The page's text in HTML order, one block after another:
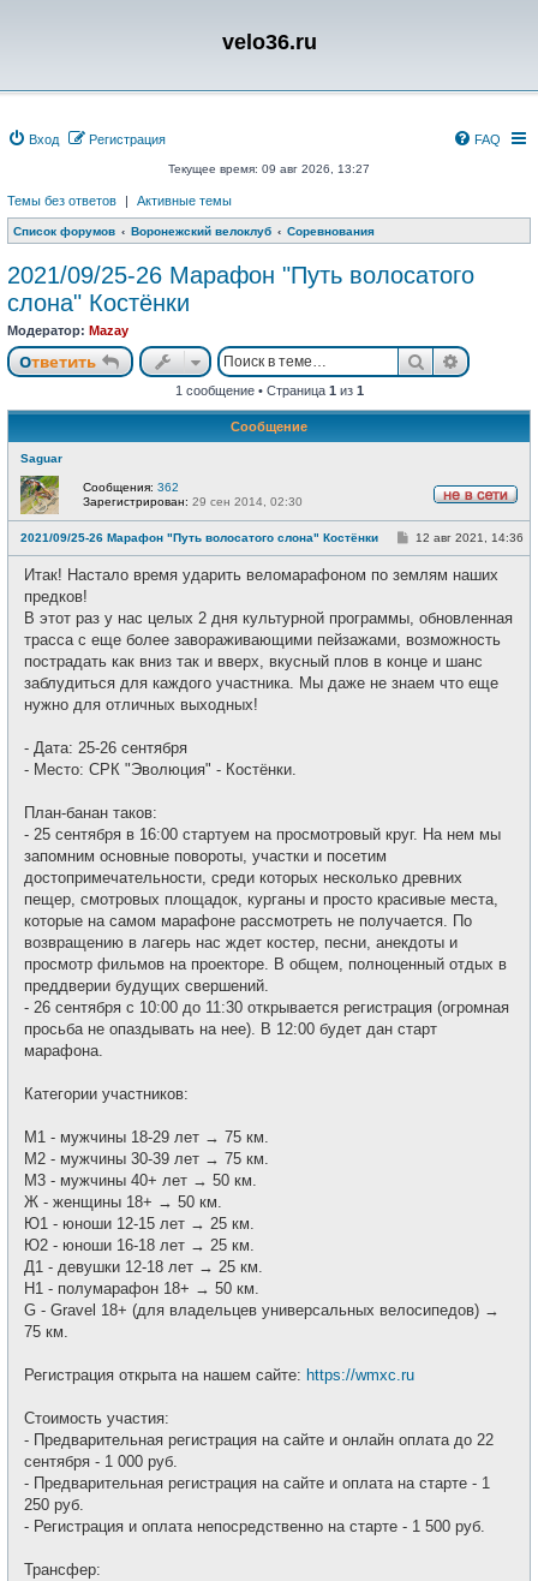
velo36.ru
Вход Регистрация FAQ
Текущее время: 09 авг 2026, 13:27
Темы без ответов | Активные темы
Список форумов Воронежский велоклуб Соревнования
2021/09/25-26 Марафон "Путь волосатого
слона" Костёнки
Модератор: Mazay
Ответить Поиск
1 сообщение • Страница 1 из 1
Сообщение
Saguar
е
в
с
Сообщения: 362
Зарегистрирован: 29 сен 2014, 02:30
2021/09/25-26 Марафон "Путь волосатого слона" Костёнки
С
б
н
и
12 авг 2021, 14:36
Итак! Настало время ударить веломарафоном по землям наших
предков!
В этот раз у нас целых 2 дня культурной программы, обновленная
трасса с еще более завораживающими пейзажами, возможность
пострадать как вниз так и вверх, вкусный плов в конце и шанс
заблудиться для каждого участника. Мы даже не знаем что еще
нужно для отличных выходных!
- Дата: 25-26 сентября
- Место: СРК "Эволюция" - Костёнки.
План-банан таков:
- 25 сентября в 16:00 стартуем на просмотровый круг. На нем мы
запомним основные повороты, участки и посетим
достопримечательности, среди которых несколько древних
пещер, смотровых площадок, курганы и просто красивые места,
которые на самом марафоне рассмотреть не получается. По
возвращению в лагерь нас ждет костер, песни, анекдоты и
просмотр фильмов на проекторе. В общем, полноценный отдых в
преддверии будущих свершений.
- 26 сентября с 10:00 до 11:30 открывается регистрация (огромная
просьба не опаздывать на нее). В 12:00 будет дан старт
марафона.
Категории участников:
М1 - мужчины 18-29 лет → 75 км.
М2 - мужчины 30-39 лет → 75 км.
М3 - мужчины 40+ лет → 50 км.
Ж - женщины 18+ → 50 км.
Ю1 - юноши 12-15 лет → 25 км.
Ю2 - юноши 16-18 лет → 25 км.
Д1 - девушки 12-18 лет → 25 км.
Н1 - полумарафон 18+ → 50 км.
G - Gravel 18+ (для владельцев универсальных велосипедов) →
75 км.
Регистрация открыта на нашем сайте: https://wmxc.ru
Стоимость участия:
- Предварительная регистрация на сайте и онлайн оплата до 22
сентября - 1 000 руб.
- Предварительная регистрация на сайте и оплата на старте - 1
250 руб.
- Регистрация и оплата непосредственно на старте - 1 500 руб.
Трансфер: